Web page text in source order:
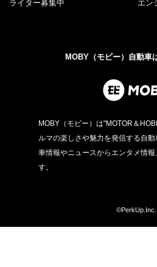
ライター募集中 エン
MOBY（モビー）自動車
MOBY（モビー）は"MOTOR＆
ルマの楽しさや魅力を発信する自
車情報やニュースからエンタメ情報
す。
©PerkUp.Inc.